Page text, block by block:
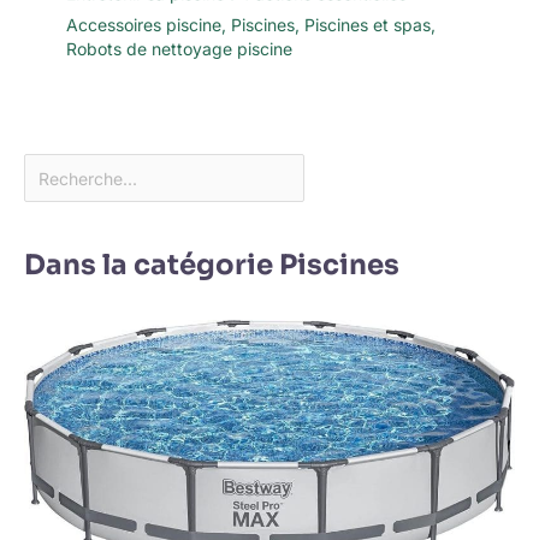
Accessoires piscine, Piscines, Piscines et spas,
Robots de nettoyage piscine
Dans la catégorie Piscines